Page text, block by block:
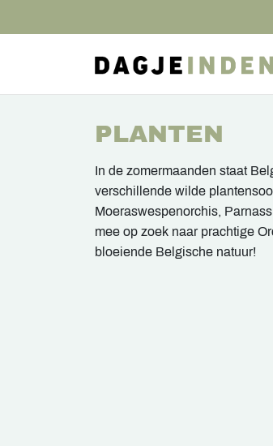
PLANTEN
In de zomermaanden staat
verschillende wilde
Moeraswespenorchis,
mee op zoek naar prachtige
bloeiende Belgische natuur!